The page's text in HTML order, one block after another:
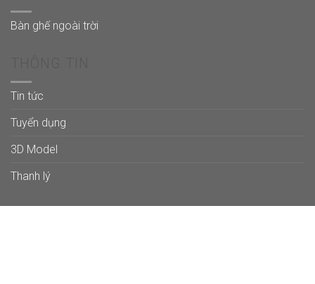
Bàn ghế ngoài trời
Tin tức
Tuyển dụng
3D Model
Thanh lý